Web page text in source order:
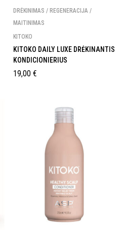
DRĖKINIMAS / REGENERACIJA /
MAITINIMAS
KITOKO
KITOKO DAILY LUXE DRĖKINANTIS
KONDICIONIERIUS
19,00 €